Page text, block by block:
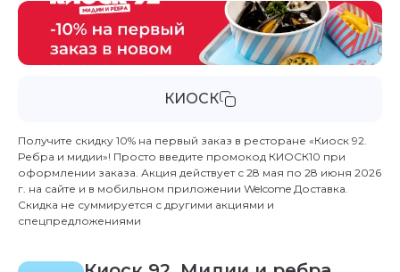
КИОСК
Получите скидку 10% на первый заказ в ресторане «Киоск 92.
Ребра и мидии»! Просто введите промокод КИОСК10 при
оформлении заказа. Акция действует с 28 мая по 28 июня 2026
г. на сайте и в мобильном приложении Welcome Доставка.
Скидка не суммируется с другими акциями и
спецпредложениями